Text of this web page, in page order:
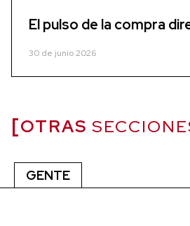
El pulso de la compra
30 de junio 2026
OTRAS
GENTE